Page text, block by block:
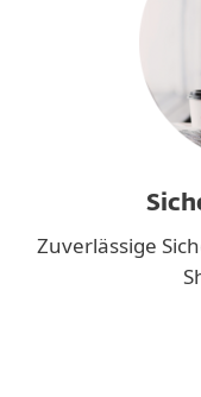
Zuverlässige